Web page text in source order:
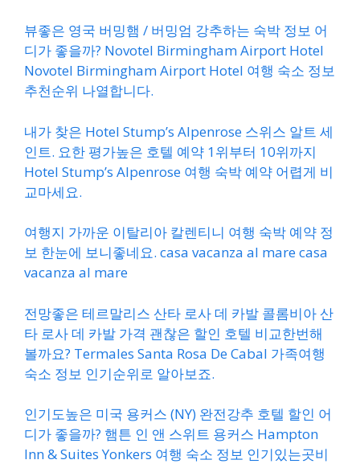
뷰좋은 영국 버밍햄 / 버밍엄 강추하는 숙박 정보 어
디가 좋을까? Novotel Birmingham Airport Hotel
Novotel Birmingham Airport Hotel 여행 숙소 정보
추천순위 나열합니다.
내가 찾은 Hotel Stump’s Alpenrose 스위스 알트 세
인트. 요한 평가높은 호텔 예약 1위부터 10위까지
Hotel Stump’s Alpenrose 여행 숙박 예약 어렵게 비
교마세요.
여행지 가까운 이탈리아 칼렌티니 여행 숙박 예약 정
보 한눈에 보니좋네요. casa vacanza al mare casa
vacanza al mare
전망좋은 테르말리스 산타 로사 데 카발 콜롬비아 산
타 로사 데 카발 가격 괜찮은 할인 호텔 비교한번해
볼까요? Termales Santa Rosa De Cabal 가족여행
숙소 정보 인기순위로 알아보죠.
인기도높은 미국 용커스 (NY) 완전강추 호텔 할인 어
디가 좋을까? 햄튼 인 앤 스위트 용커스 Hampton
Inn & Suites Yonkers 여행 숙소 정보 인기있는곳비